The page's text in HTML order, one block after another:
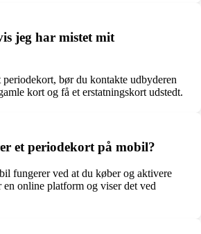
jeg har mistet mit
bør du kontakte udbyderen
kort og få et erstatningskort udstedt.
et periodekort på mobil?
fungerer ved at du køber og aktivere
en online platform og viser det ved